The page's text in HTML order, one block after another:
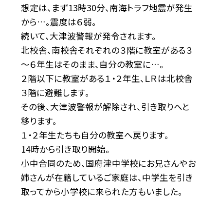
想定は、まず13時30分、南海トラフ地震が発生
から…。震度は６弱。
続いて、大津波警報が発令されます。
北校舎、南校舎それぞれの３階に教室がある３
～６年生はそのまま、自分の教室に…。
２階以下に教室がある１・２年生、ＬＲは北校舎
３階に避難します。
その後、大津波警報が解除され、引き取りへと
移ります。
１・２年生たちも自分の教室へ戻ります。
14時から引き取り開始。
小中合同のため、国府津中学校にお兄さんやお
姉さんが在籍しているご家庭は、中学生を引き
取ってから小学校に来られた方もいました。